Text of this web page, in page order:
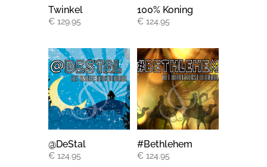
Twinkel
€129.95
100% Koning
€124.95
@DeStal
€124.95
#Bethlehem
€124.95